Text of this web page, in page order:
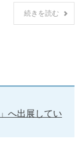
続きを読む
へ出展してい